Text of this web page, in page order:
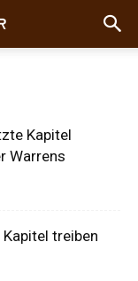
Kapitel
Warrens
treiben